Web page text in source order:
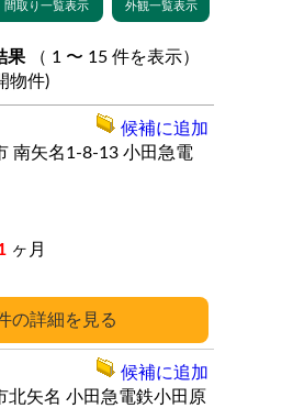
果
物件)
詳細
南矢名1-8-13 小田急電
ヶ月
候補に追加
北矢名 小田急電鉄小田原
候補に追加